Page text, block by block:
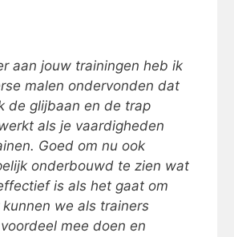
aan jouw trainingen heb ik
malen ondervonden dat
de glijbaan en de trap
als je vaardigheden
Goed om nu ook
onderbouwd te zien wat
is als het gaat om
we als trainers
mee doen en